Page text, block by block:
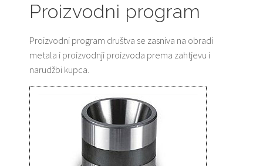
Proizvodni program
Proizvodni program društva se zasniva na obradi
metala i proizvodnji proizvoda prema zahtjevu i
narudžbi kupca.